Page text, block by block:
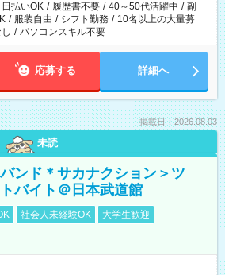
日払いOK / 履歴書不要 / 40～50代活躍中 / 副
/ 服装自由 / シフト勤務 / 10名以上の大量募
/ パソコンスキル不要
応募する 詳細へ
掲載日：2026.08.03
未読
ンド＊サカナクション＞ツ
バイト＠日本武道館
社会人未経験OK
大学生歓迎